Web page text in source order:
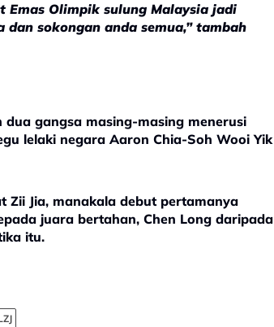
Olimpik sulung Malaysia jadi
sokongan anda semua,” tambah
gangsa masing-masing menerusi
lelaki negara Aaron Chia-Soh Wooi Yik
Zii Jia, manakala debut pertamanya
juara bertahan, Chen Long daripada
itu.